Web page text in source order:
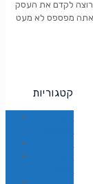
רוצה לקדם את העסק
אתה מפספס לא מעט
קטגוריות